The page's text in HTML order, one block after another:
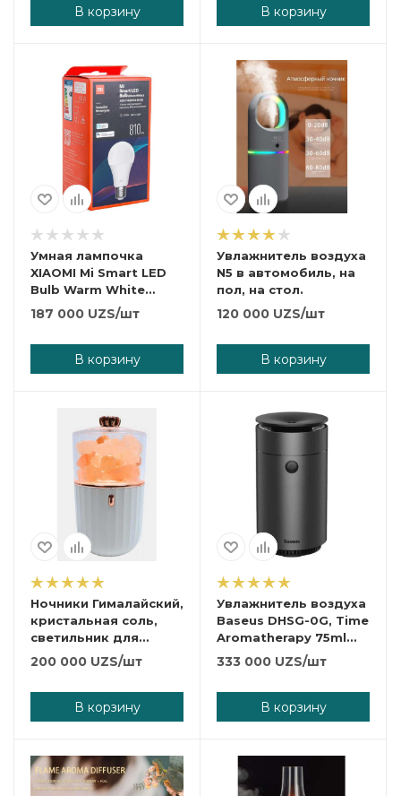
В корзину В корзину
Умная лампочка
XIAOMI Mi Smart LED
Bulb Warm White
810Lm.
187 000 UZS/шт
В корзину
Увлажнитель воздуха
N5 в автомобиль, на
пол, на стол.
120 000 UZS/шт
В корзину
Ночники Гималайский,
кристальная соль,
светильник для
автомобиля, лампа
200 000 UZS/шт
В корзину
Увлажнитель воздуха
Baseus DHSG-0G, Time
Aromatherapy 75ml
dark gray.
333 000 UZS/шт
В корзину